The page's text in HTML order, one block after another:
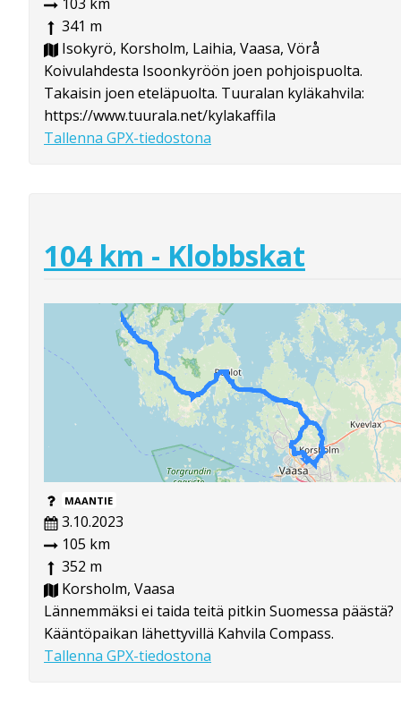
341 m
Isokyrö, Korsholm, Laihia, Vaasa, Vörå
Koivulahdesta Isoonkyröön joen pohjoispuolta.
Takaisin joen eteläpuolta. Tuuralan kyläkahvila:
https://www.tuurala.net/kylakaffila
Tallenna GPX-tiedostona
104 km - Klobbskat
MAANTIE
3.10.2023
105 km
352 m
Korsholm, Vaasa
Lännemmäksi ei taida teitä pitkin Suomessa päästä?
Kääntöpaikan lähettyvillä Kahvila Compass.
Tallenna GPX-tiedostona